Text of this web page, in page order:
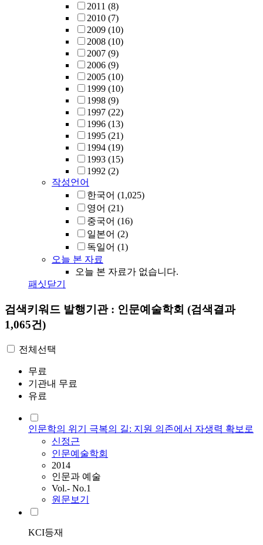
2011 (8)
2010 (7)
2009 (10)
2008 (10)
2007 (9)
2006 (9)
2005 (10)
1999 (10)
1998 (9)
1997 (22)
1996 (13)
1995 (21)
1994 (19)
1993 (15)
1992 (2)
작성언어
한국어 (1,025)
영어 (21)
중국어 (16)
일본어 (2)
독일어 (1)
오늘 본 자료
오늘 본 자료가 없습니다.
패싯닫기
검색키워드 발행기관 : 인문예술학회 (검색결과
1,065건)
전체선택
무료
기관내 무료
유료
인문학의 위기 극복의 길: 지원 의존에서 자생력 확보로
신정근
인문예술학회
2014
인문과 예술
Vol.- No.1
원문보기
KCI등재